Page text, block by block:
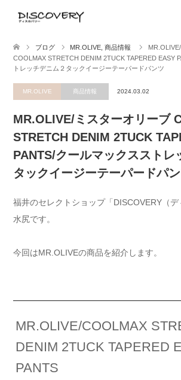
ブログ MR.OLIVE 商品情報
COOLMAX STRETCH DENIM 2TUCK TAPERED EASY
トレッチデニム２タックイージーテーパードパンツ
MR.OLIVE 商品情報 2024.03.02
MR.OLIVE/ミスターオリーブ
STRETCH DENIM 2TUCK
PANTS/クールマックスストレ
タックイージーテーパードパ
福井のセレクトショップ「DISCOVERY（
水尻です。
今回はMR.OLIVEの商品を紹介します。
MR.OLIVE/COOLMAX
DENIM 2TUCK TAPERED
PANTS